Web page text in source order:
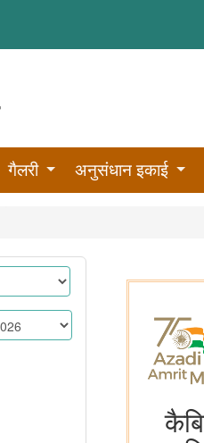
गैलरी अनुसंधान इकाई